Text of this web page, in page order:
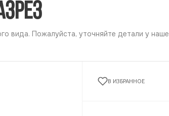
вида. Пожалуйста, уточняйте детали у
В ИЗБРАННОЕ